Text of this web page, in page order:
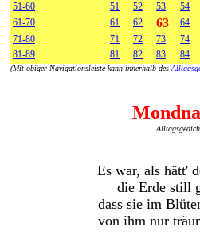
51-60
51 52 53 54
61-70
61 62 63 64
71-80
71 72 73 74
81-89
81 82 83 84
(Mit obiger Navigationsleiste kann innerhalb des
Es war, als hätt'
die Erde still
dass sie im
von ihm nur